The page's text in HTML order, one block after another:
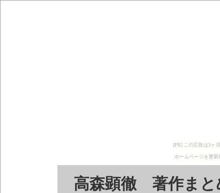
[PR] この広告は3ヶ
ホームページを更
高森顕徹 著作まと